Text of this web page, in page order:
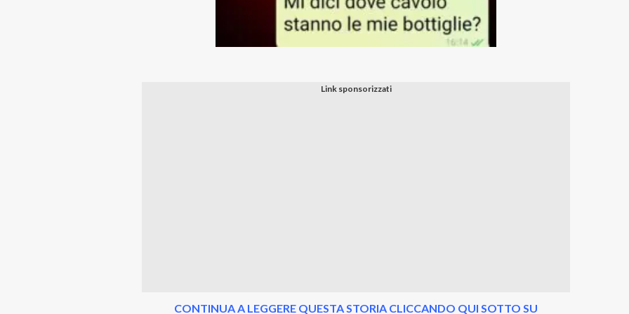
CONTINUA A LEGGERE QUESTA STORIA CLICCANDO QUI SOTTO SU